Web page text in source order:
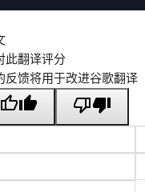
此翻译评分
反馈将用于改进谷歌翻译